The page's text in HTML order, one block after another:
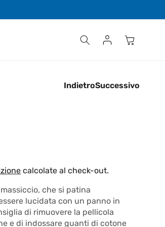
Accedi Carrello
IndietroSuccessivo
calcolate al check-out.
che si patina
lucidata con un panno in
di rimuovere la pellicola
e di indossare guanti di cotone